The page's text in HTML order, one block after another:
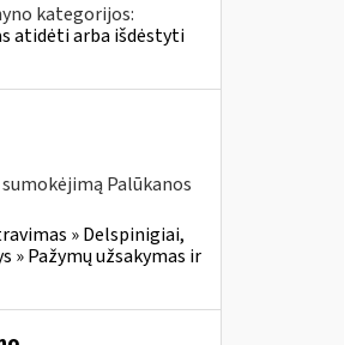
kategorijos:
atidėti arba išdėstyti
sumokėjimą Palūkanos
» Delspinigiai,
» Pažymų užsakymas ir